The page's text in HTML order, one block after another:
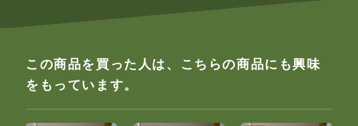
この商品を買った人は、こちらの商品にも興味
をもっています。